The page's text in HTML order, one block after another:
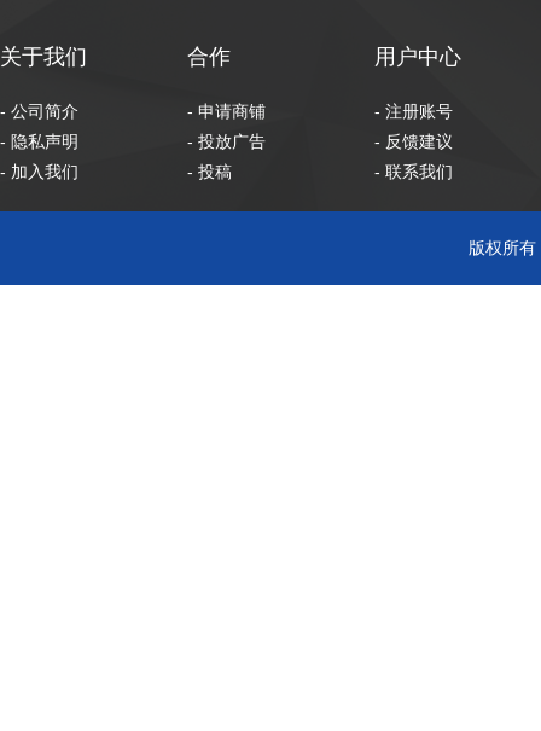
关于我们
- 公司简介
- 隐私声明
- 加入我们
合作
- 申请商铺
- 投放广告
- 投稿
用户中心
- 注册账号
- 反馈建议
- 联系我们
版权所